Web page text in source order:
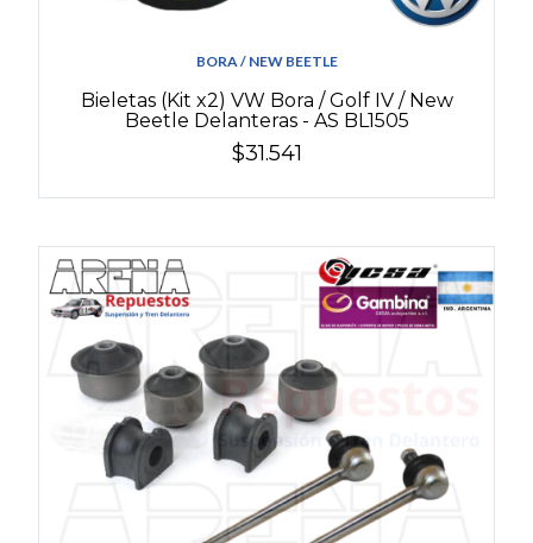
BORA / NEW BEETLE
Bieletas (Kit x2) VW Bora / Golf IV / New
Beetle Delanteras - AS BL1505
$31.541